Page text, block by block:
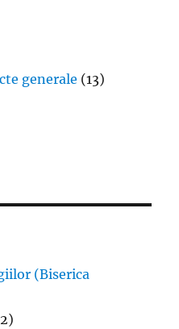
generale (13)
(Biserica